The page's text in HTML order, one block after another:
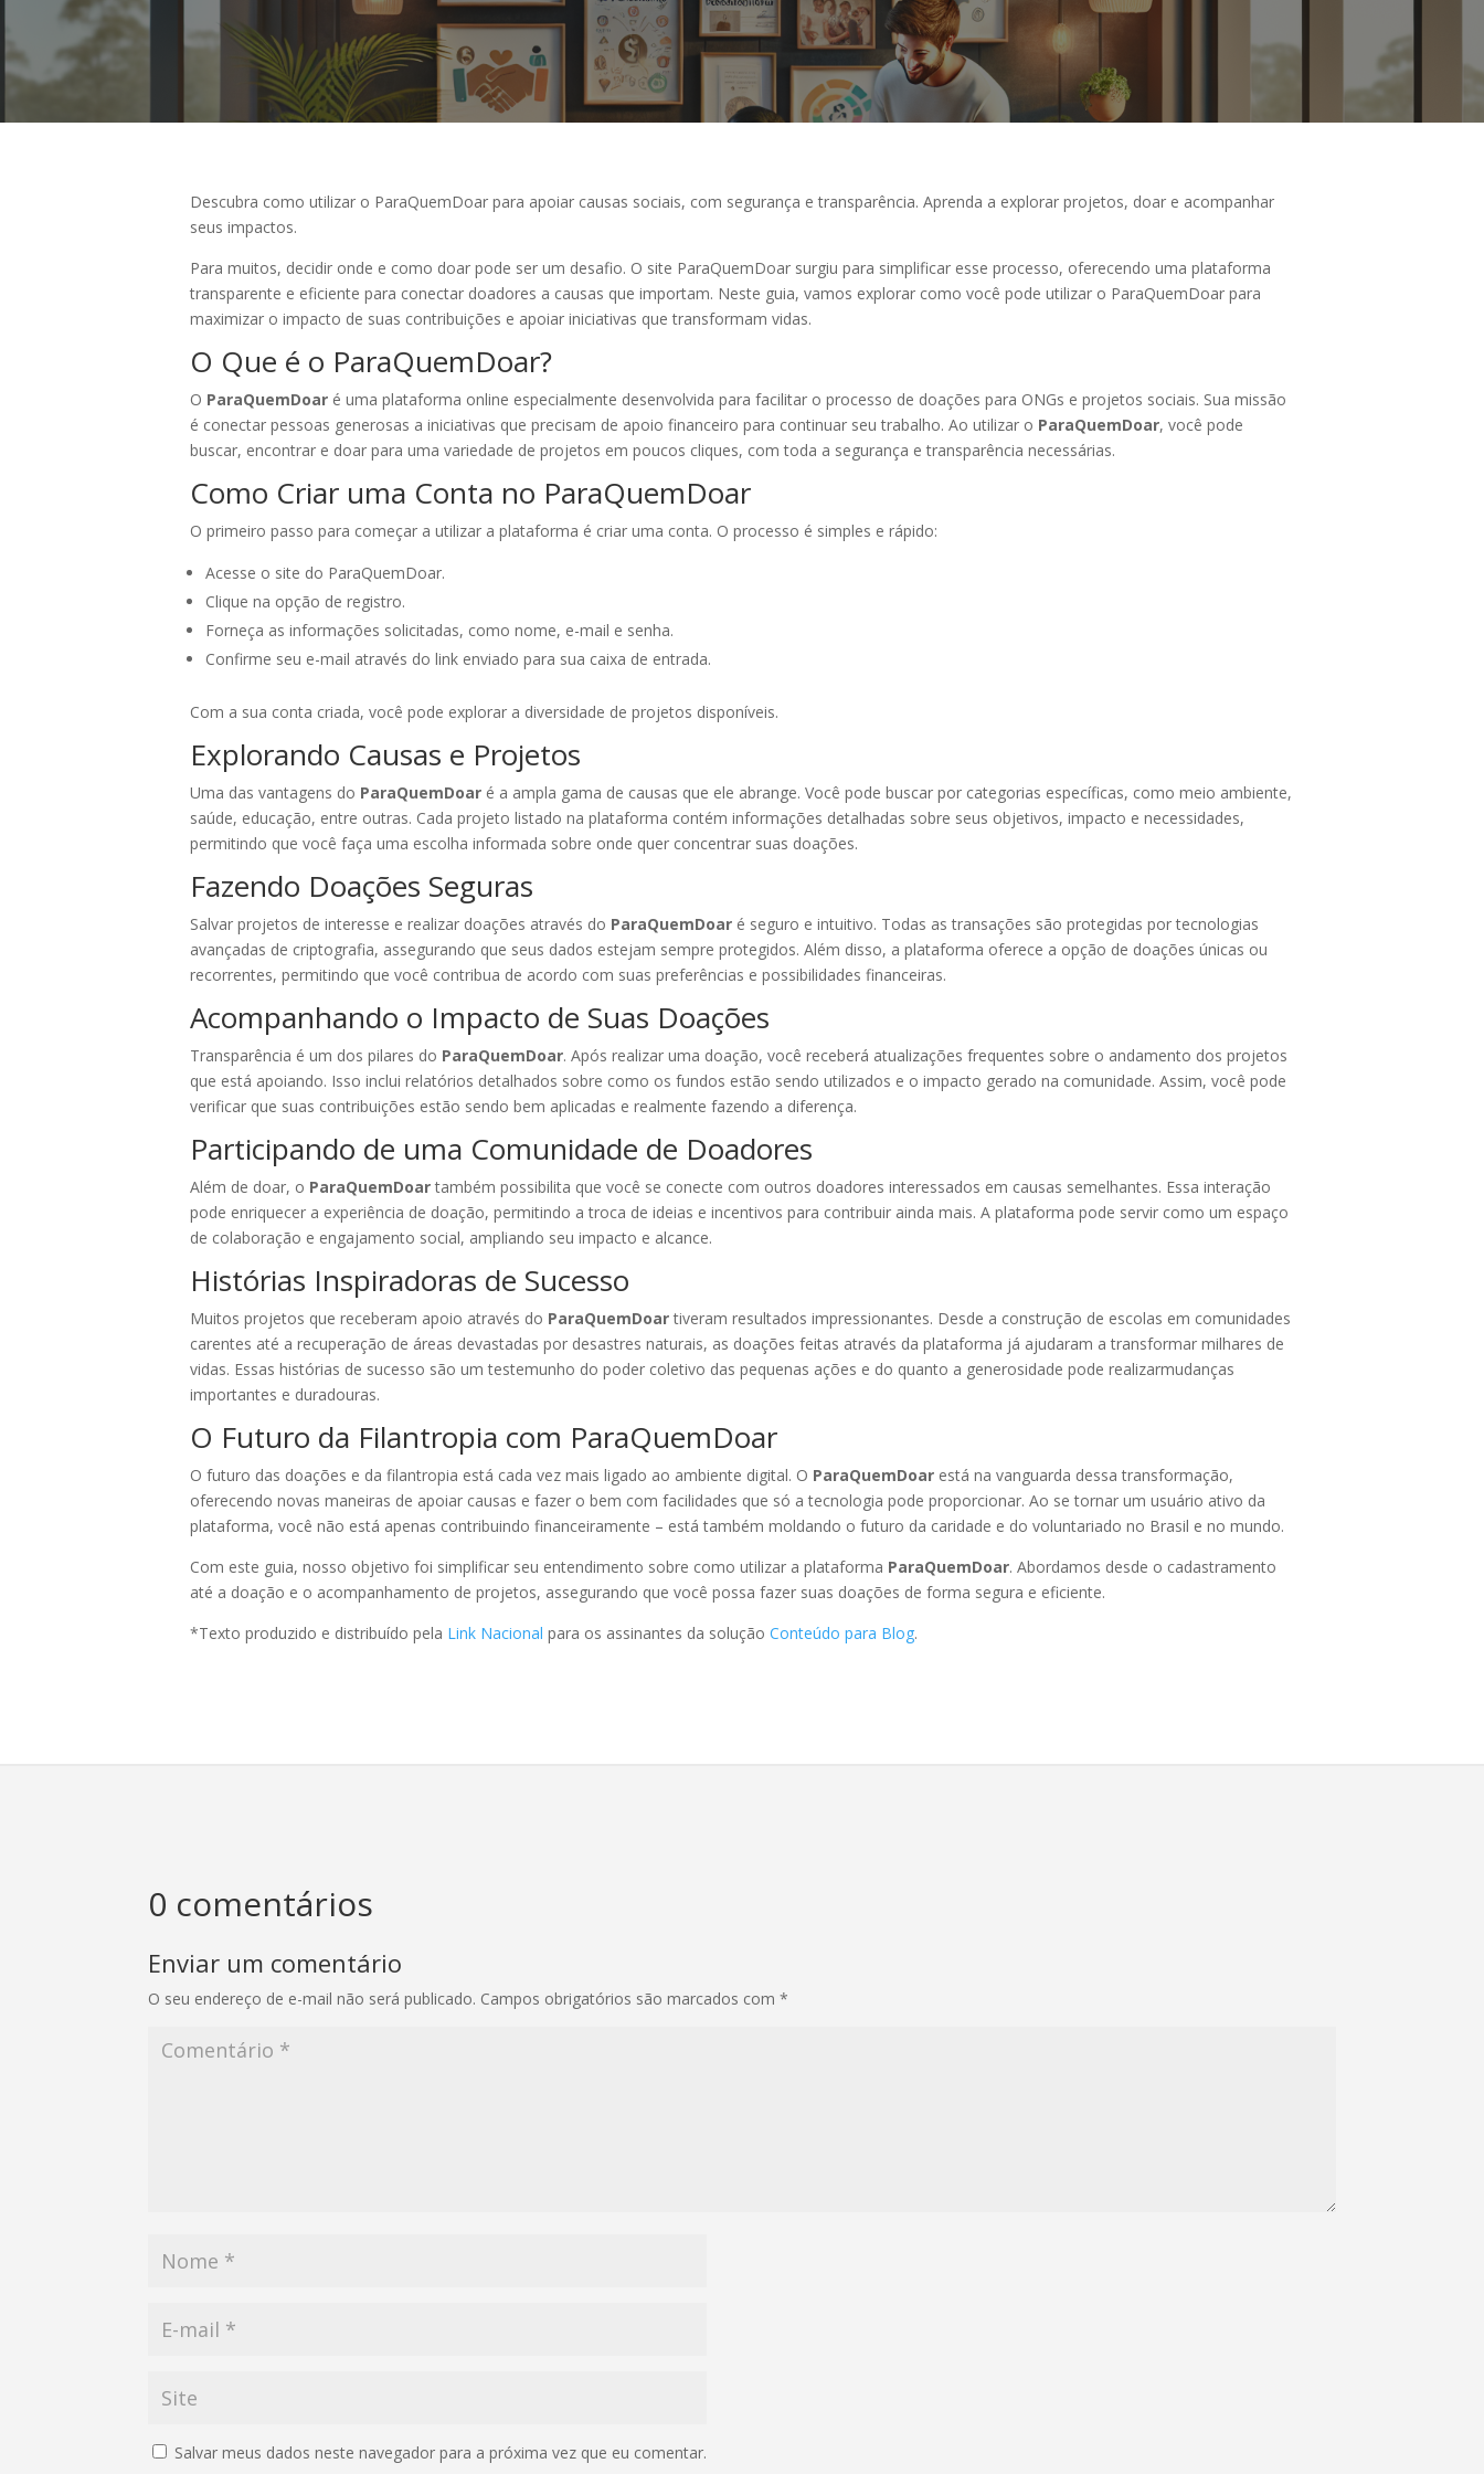
Descubra como utilizar o ParaQuemDoar para apoiar causas sociais, com segurança e transparência. Aprenda a explorar projetos, doar e acompanhar
seus impactos.
Para muitos, decidir onde e como doar pode ser um desafio. O site ParaQuemDoar surgiu para simplificar esse processo, oferecendo uma plataforma
transparente e eficiente para conectar doadores a causas que importam. Neste guia, vamos explorar como você pode utilizar o ParaQuemDoar para
maximizar o impacto de suas contribuições e apoiar iniciativas que transformam vidas.
O Que é o ParaQuemDoar?
O ParaQuemDoar é uma plataforma online especialmente desenvolvida para facilitar o processo de doações para ONGs e projetos sociais. Sua missão
é conectar pessoas generosas a iniciativas que precisam de apoio financeiro para continuar seu trabalho. Ao utilizar o ParaQuemDoar, você pode
buscar, encontrar e doar para uma variedade de projetos em poucos cliques, com toda a segurança e transparência necessárias.
Como Criar uma Conta no ParaQuemDoar
O primeiro passo para começar a utilizar a plataforma é criar uma conta. O processo é simples e rápido:
Acesse o site do ParaQuemDoar.
Clique na opção de registro.
Forneça as informações solicitadas, como nome, e-mail e senha.
Confirme seu e-mail através do link enviado para sua caixa de entrada.
Com a sua conta criada, você pode explorar a diversidade de projetos disponíveis.
Explorando Causas e Projetos
Uma das vantagens do ParaQuemDoar é a ampla gama de causas que ele abrange. Você pode buscar por categorias específicas, como meio ambiente,
saúde, educação, entre outras. Cada projeto listado na plataforma contém informações detalhadas sobre seus objetivos, impacto e necessidades,
permitindo que você faça uma escolha informada sobre onde quer concentrar suas doações.
Fazendo Doações Seguras
Salvar projetos de interesse e realizar doações através do ParaQuemDoar é seguro e intuitivo. Todas as transações são protegidas por tecnologias
avançadas de criptografia, assegurando que seus dados estejam sempre protegidos. Além disso, a plataforma oferece a opção de doações únicas ou
recorrentes, permitindo que você contribua de acordo com suas preferências e possibilidades financeiras.
Acompanhando o Impacto de Suas Doações
Transparência é um dos pilares do ParaQuemDoar. Após realizar uma doação, você receberá atualizações frequentes sobre o andamento dos projetos
que está apoiando. Isso inclui relatórios detalhados sobre como os fundos estão sendo utilizados e o impacto gerado na comunidade. Assim, você pode
verificar que suas contribuições estão sendo bem aplicadas e realmente fazendo a diferença.
Participando de uma Comunidade de Doadores
Além de doar, o ParaQuemDoartambém possibilita que você se conecte com outros doadores interessados em causas semelhantes. Essa interação
pode enriquecer a experiência de doação, permitindo a troca de ideias e incentivos para contribuir ainda mais. A plataforma pode servir como um espaço
de colaboração e engajamento social, ampliando seu impacto e alcance.
Histórias Inspiradoras de Sucesso
Muitos projetos que receberam apoio através do ParaQuemDoartiveram resultados impressionantes. Desde a construção de escolas em comunidades
carentes até a recuperação de áreas devastadas por desastres naturais, as doações feitas através da plataforma já ajudaram a transformar milhares de
vidas. Essas histórias de sucesso são um testemunho do poder coletivo das pequenas ações e do quanto a generosidade pode realizarmudanças
importantes e duradouras.
O Futuro da Filantropia com ParaQuemDoar
O futuro das doações e da filantropia está cada vez mais ligado ao ambiente digital. O ParaQuemDoar está na vanguarda dessa transformação,
oferecendo novas maneiras de apoiar causas e fazer o bem com facilidades que só a tecnologia pode proporcionar. Ao se tornar um usuário ativo da
plataforma, você não está apenas contribuindo financeiramente – está também moldando o futuro da caridade e do voluntariado no Brasil e no mundo.
Com este guia, nosso objetivo foi simplificar seu entendimento sobre como utilizar a plataforma ParaQuemDoar. Abordamos desde o cadastramento
até a doação e o acompanhamento de projetos, assegurando que você possa fazer suas doações de forma segura e eficiente.
*Texto produzido e distribuído pela Link Nacional para os assinantes da solução Conteúdo para Blog.
0 comentários
Enviar um comentário
O seu endereço de e-mail não será publicado. Campos obrigatórios são marcados com*
Salvar meus dados neste navegador para a próxima vez que eu comentar.